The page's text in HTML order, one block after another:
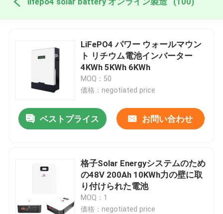
LiFePO4 パワー ウォールマウン
ト リチウム電池インバーター
4KWh 5KWh 6KWh
MOQ：50
価格：negotiated price
ベストプライス お問い合わせ
格子Solar Energyシステムのため
の48V 200Ah 10KWh力の壁に取
り付けられた電池
MOQ：1
価格：negotiated price